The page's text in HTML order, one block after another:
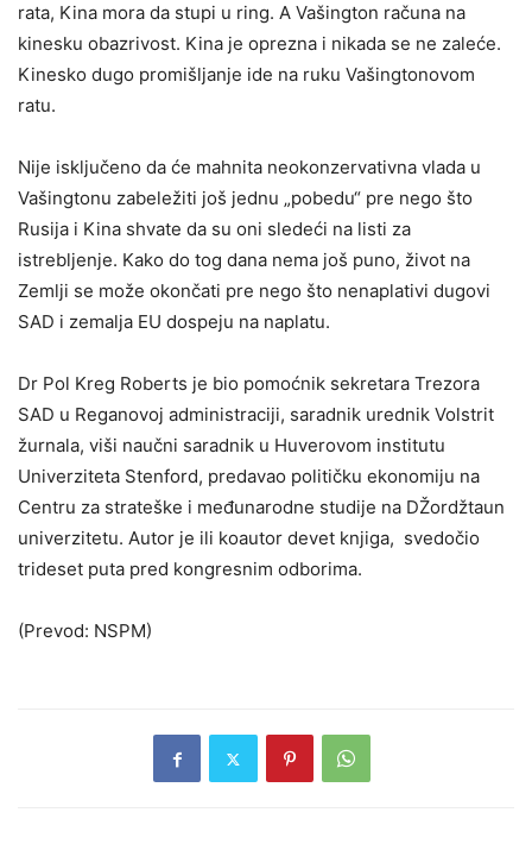
rata, Kina mora da stupi u ring. A Vašington računa na
kinesku obazrivost. Kina je oprezna i nikada se ne zaleće.
Kinesko dugo promišljanje ide na ruku Vašingtonovom
ratu.
Nije isključeno da će mahnita neokonzervativna vlada u
Vašingtonu zabeležiti još jednu „pobedu“ pre nego što
Rusija i Kina shvate da su oni sledeći na listi za
istrebljenje. Kako do tog dana nema još puno, život na
Zemlji se može okončati pre nego što nenaplativi dugovi
SAD i zemalja EU dospeju na naplatu.
Dr Pol Kreg Roberts je bio pomoćnik sekretara Trezora
SAD u Reganovoj administraciji, saradnik urednik Volstrit
žurnala, viši naučni saradnik u Huverovom institutu
Univerziteta Stenford, predavao političku ekonomiju na
Centru za strateške i međunarodne studije na DŽordžtaun
univerzitetu. Autor je ili koautor devet knjiga, svedočio
trideset puta pred kongresnim odborima.
(Prevod: NSPM)